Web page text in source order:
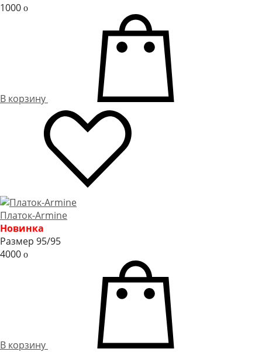
1000 o
В корзину
Платок-Armine
Новинка
Размер 95/95
4000 o
В корзину